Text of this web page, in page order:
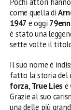
come quella di
1947 e oggi
è stato una
sette volte il
Il suo nome è
fatto la storia del
forza,True Lies e
Grazie al suo
una delle più